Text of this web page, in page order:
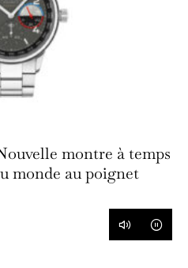
montre à temps
monde au poignet